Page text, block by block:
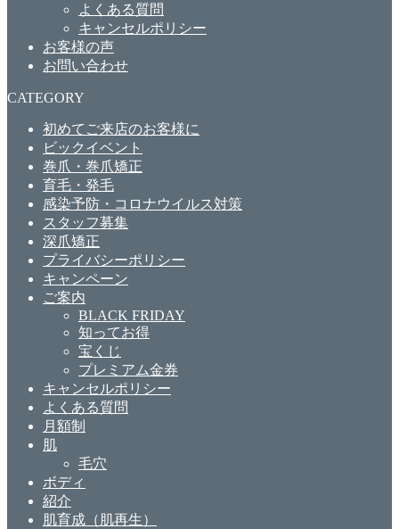
よくある質問
キャンセルポリシー
お客様の声
お問い合わせ
CATEGORY
初めてご来店のお客様に
ビックイベント
巻爪・巻爪矯正
育毛・発毛
感染予防・コロナウイルス対策
スタッフ募集
深爪矯正
プライバシーポリシー
キャンペーン
ご案内
BLACK FRIDAY
知ってお得
宝くじ
プレミアム金券
キャンセルポリシー
よくある質問
月額制
肌
毛穴
ボディ
紹介
肌育成（肌再生）